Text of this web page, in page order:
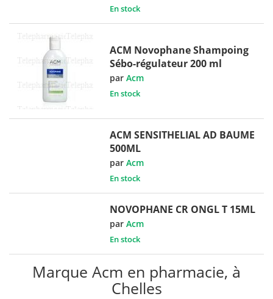
En stock
ACM Novophane Shampoing
Sébo-régulateur 200 ml
parAcm
En stock
ACM SENSITHELIAL AD BAUME
500ML
parAcm
En stock
NOVOPHANE CR ONGL T 15ML
parAcm
En stock
Marque Acm en pharmacie, à
Chelles